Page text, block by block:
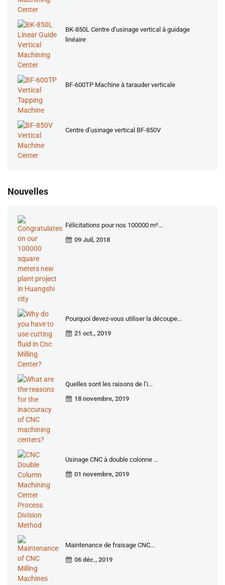
BK-850L Centre d’usinage vertical à guidage
linéaire
BF-600TP Machine à tarauder verticale
Centre d’usinage vertical BF-850V
Nouvelles
Félicitations pour nos 100000 m²...
09 Juil, 2018
Pourquoi devez-vous utiliser la découpe...
21 oct., 2019
Quelles sont les raisons de l’i...
18 novembre, 2019
Usinage CNC à double colonne ...
01 novembre, 2019
Maintenance de fraisage CNC...
06 déc., 2019